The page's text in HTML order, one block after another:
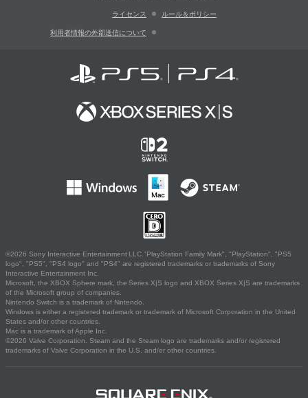
ライセンス ルール＆ポリシー
利用者情報の外部送信について
©2026 Sony Interactive Entertainment LLC."PlayStation Family Mark", "PlayStation", "PS5
logo", "PS5", "PS4 logo" and "PS4" are registered trademarks or trademarks of Sony
Interactive Entertainment Inc.
Microsoft, the XBOX Sphere mark, the Series X|S logo and XBOX Series X|S are trademarks
of the Microsoft group of companies.
Nintendo Switch is a trademark of Nintendo.
Windows is either a registered trademark or trademark of Microsoft Corporation in the United
States and/or other countries.
Mac is a trademark of Apple Inc.
©2026 Valve Corporation. Steam and the Steam logo are trademarks and/or registered
trademarks of Valve Corporation in the U.S. and/or other countries.